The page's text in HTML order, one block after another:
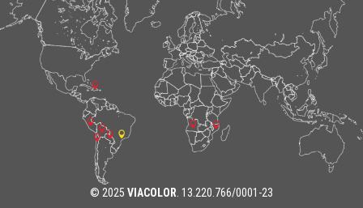
© 2025 VIACOLOR. 13.220.766/0001-23